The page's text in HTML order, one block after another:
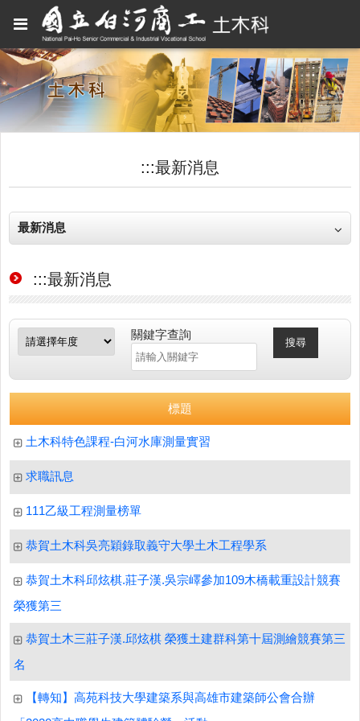
:::最新消息
最新消息
:::最新消息
關鍵字查詢
搜尋
標題
土木科特色課程-白河水庫測量實習
求職訊息
111乙級工程測量榜單
恭賀土木科吳亮穎錄取義守大學土木工程學系
恭賀土木科邱炫棋.莊子漢.吳宗嶧參加109木橋載重設計競賽
榮獲第三
恭賀土木三莊子漢.邱炫棋 榮獲土建群科第十屆測繪競賽第三
名
【轉知】高苑科技大學建築系與高雄市建築師公會合辦